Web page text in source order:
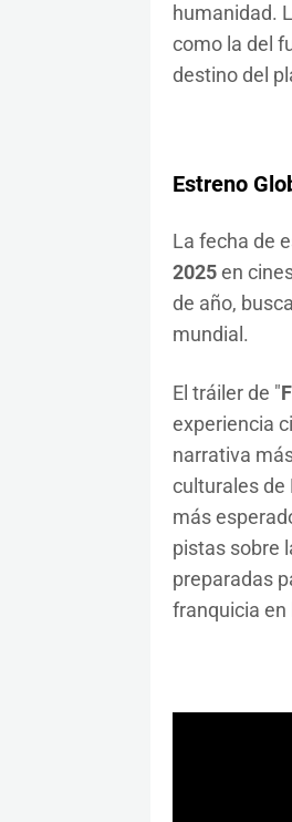
humanidad.
como la del
destino del
Estreno
La fecha de
2025en
de año,
mundial.
El tráiler de "
experiencia
narrativa
culturales de
más
pistas sobre
preparadas
franquicia en